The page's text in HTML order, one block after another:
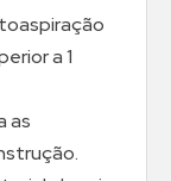
a 1
as